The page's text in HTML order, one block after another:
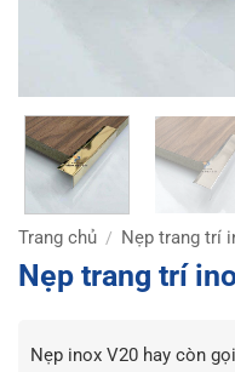
Trang chủ / Nẹp trang trí
Nẹp trang trí
Nẹp inox V20 hay còn